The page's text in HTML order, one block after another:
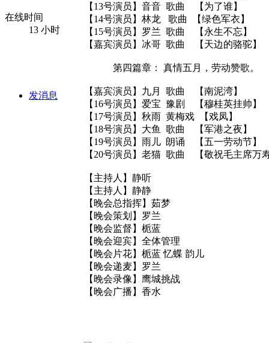
在线时间
13 小时
发消息
【13号演员】音音 歌曲 【为了谁】
【14号演员】林龙 歌曲 【绿色军衣】
【15号演员】罗兰 歌曲 【永生不忘】
【嘉宾演员】冰哥 歌曲 【天边的骆驼】
第四篇章： 真情五月，劳动赞歌。
【嘉宾演员】九月 歌曲 【南泥湾】
【16号演员】爱宝 豫剧 【穆桂英挂帅】
【17号演员】秋雨 黄梅戏 【戏凤】
【18号演员】大鱼 歌曲 【军港之夜】
【19号演员】雨儿 朗诵 【五一劳动节】
【20号演员】老猫 歌曲 【敬祝毛主席万
【主持人】静听
【主持人】静静
【晚会总指挥】茹梦
【晚会策划】罗兰
【晚会监督】栀蓝
【晚会迎宾】全体管理
【晚会片花】栀蓝 忆蝶 韵儿
【晚会递麦】罗兰
【晚会录像】鹰城挑战
【晚会广播】香水